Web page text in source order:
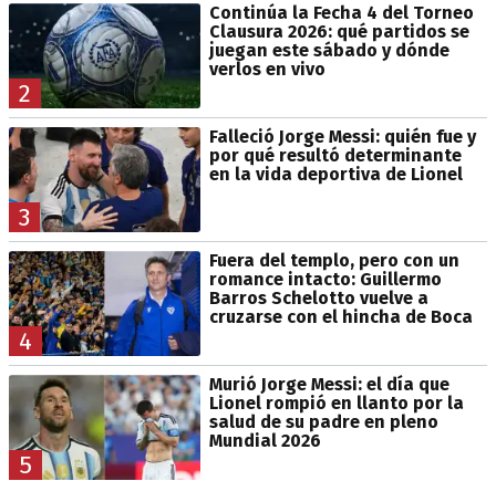
2
Continúa la Fecha 4 del Torneo
Clausura 2026: qué partidos se
juegan este sábado y dónde
verlos en vivo
3
Falleció Jorge Messi: quién fue y
por qué resultó determinante
en la vida deportiva de Lionel
4
Fuera del templo, pero con un
romance intacto: Guillermo
Barros Schelotto vuelve a
cruzarse con el hincha de Boca
5
Murió Jorge Messi: el día que
Lionel rompió en llanto por la
salud de su padre en pleno
Mundial 2026